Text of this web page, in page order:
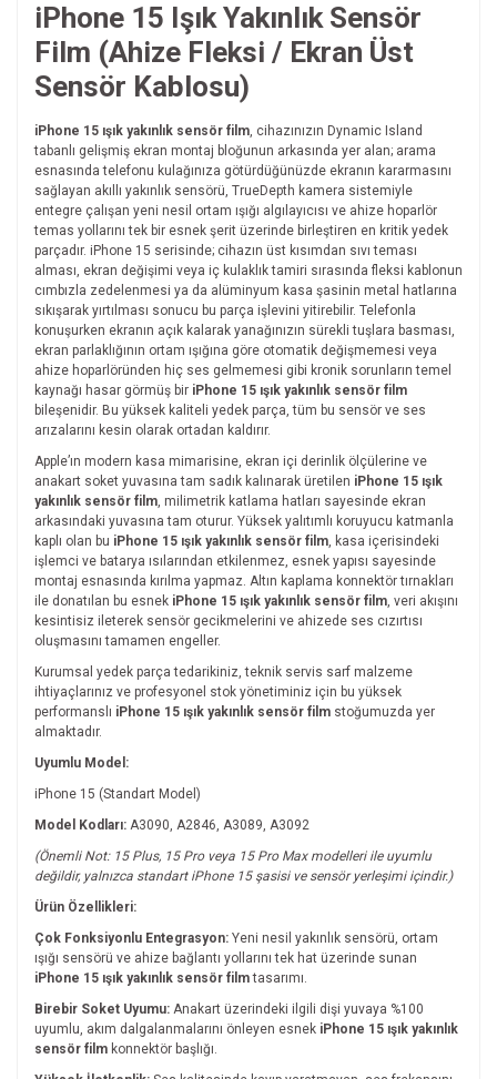
iPhone 15 Işık Yakınlık Sensör
Film (Ahize Fleksi / Ekran Üst
Sensör Kablosu)
iPhone 15 ışık yakınlık sensör film, cihazınızın Dynamic Island
tabanlı gelişmiş ekran montaj bloğunun arkasında yer alan; arama
esnasında telefonu kulağınıza götürdüğünüzde ekranın kararmasını
sağlayan akıllı yakınlık sensörü, TrueDepth kamera sistemiyle
entegre çalışan yeni nesil ortam ışığı algılayıcısı ve ahize hoparlör
temas yollarını tek bir esnek şerit üzerinde birleştiren en kritik yedek
parçadır. iPhone 15 serisinde; cihazın üst kısımdan sıvı teması
alması, ekran değişimi veya iç kulaklık tamiri sırasında fleksi kablonun
cımbızla zedelenmesi ya da alüminyum kasa şasinin metal hatlarına
sıkışarak yırtılması sonucu bu parça işlevini yitirebilir. Telefonla
konuşurken ekranın açık kalarak yanağınızın sürekli tuşlara basması,
ekran parlaklığının ortam ışığına göre otomatik değişmemesi veya
ahize hoparlöründen hiç ses gelmemesi gibi kronik sorunların temel
kaynağı hasar görmüş bir iPhone 15 ışık yakınlık sensör film
bileşenidir. Bu yüksek kaliteli yedek parça, tüm bu sensör ve ses
arızalarını kesin olarak ortadan kaldırır.
Apple’ın modern kasa mimarisine, ekran içi derinlik ölçülerine ve
anakart soket yuvasına tam sadık kalınarak üretilen iPhone 15 ışık
yakınlık sensör film, milimetrik katlama hatları sayesinde ekran
arkasındaki yuvasına tam oturur. Yüksek yalıtımlı koruyucu katmanla
kaplı olan bu iPhone 15 ışık yakınlık sensör film, kasa içerisindeki
işlemci ve batarya ısılarından etkilenmez, esnek yapısı sayesinde
montaj esnasında kırılma yapmaz. Altın kaplama konnektör tırnakları
ile donatılan bu esnek iPhone 15 ışık yakınlık sensör film, veri akışını
kesintisiz ileterek sensör gecikmelerini ve ahizede ses cızırtısı
oluşmasını tamamen engeller.
Kurumsal yedek parça tedarikiniz, teknik servis sarf malzeme
ihtiyaçlarınız ve profesyonel stok yönetiminiz için bu yüksek
performanslı iPhone 15 ışık yakınlık sensör film stoğumuzda yer
almaktadır.
Uyumlu Model:
iPhone 15 (Standart Model)
Model Kodları: A3090, A2846, A3089, A3092
(Önemli Not: 15 Plus, 15 Pro veya 15 Pro Max modelleri ile uyumlu
değildir, yalnızca standart iPhone 15 şasisi ve sensör yerleşimi içindir.)
Ürün Özellikleri:
Çok Fonksiyonlu Entegrasyon: Yeni nesil yakınlık sensörü, ortam
ışığı sensörü ve ahize bağlantı yollarını tek hat üzerinde sunan
iPhone 15 ışık yakınlık sensör filmtasarımı.
Birebir Soket Uyumu: Anakart üzerindeki ilgili dişi yuvaya %100
uyumlu, akım dalgalanmalarını önleyen esnek iPhone 15 ışık yakınlık
sensör film konnektör başlığı.